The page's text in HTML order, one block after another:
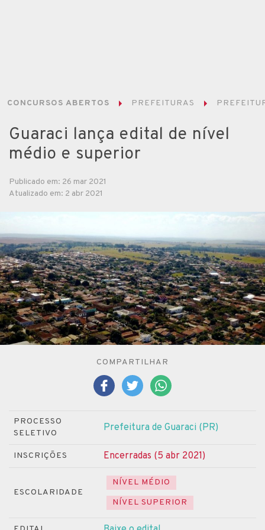
CONCURSOS ABERTOS PREFEITURAS
Guaraci lança edital de nível
médio e superior
Publicado em: 26 mar 2021
Atualizado em: 2 abr 2021
COMPARTILHAR
PROCESSO
SELETIVO
Prefeitura de Guaraci (PR)
INSCRIÇÕES Encerradas (5 abr 2021)
ESCOLARIDADE
NÍVEL MÉDIO
NÍVEL SUPERIOR